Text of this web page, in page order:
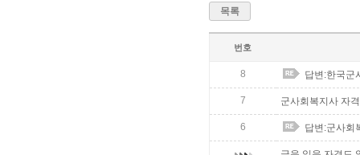
목록
번호
8 답변:한국군
7 군사회복지사 자
6 답변:군사회